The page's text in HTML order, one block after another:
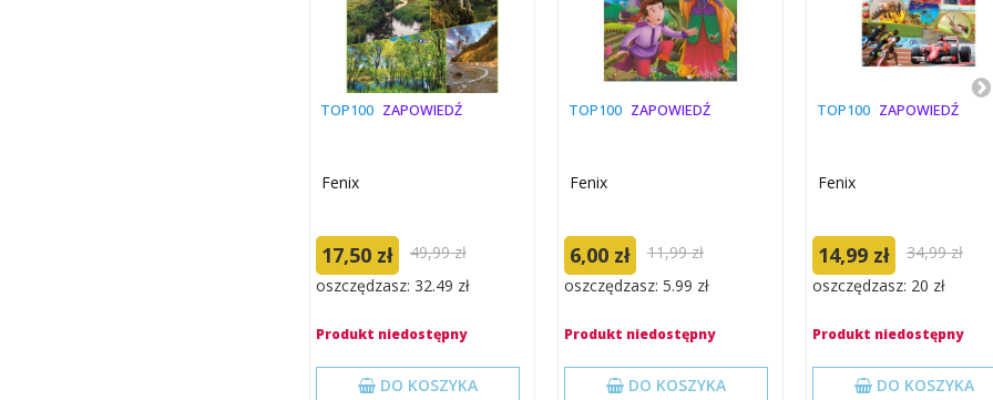
TOP100 ZAPOWIEDŹ
Fenix
17,50 zł
49,99 zł
oszczędzasz: 32.49 zł
Produkt niedostępny
DO KOSZYKA
TOP100 ZAPOWIEDŹ
Fenix
6,00 zł
11,99 zł
oszczędzasz: 5.99 zł
Produkt niedostępny
DO KOSZYKA
TOP100 ZAPOWIEDŹ
Fenix
14,99 zł
34,99 zł
oszczędzasz: 20 zł
Produkt niedostępny
DO KOSZYKA